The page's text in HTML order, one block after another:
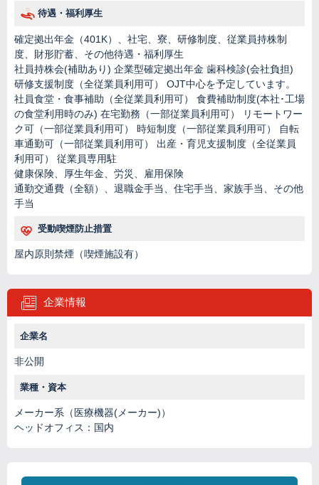
待遇・福利厚生
確定拠出年金（401K）、社宅、寮、研修制度、従業員持株制
度、財形貯蓄、その他待遇・福利厚生
社員持株会(補助あり) 企業型確定拠出年金 歯科検診(会社負担)
研修支援制度（全従業員利用可） OJT中心を予定しています。
社員食堂・食事補助（全従業員利用可） 食費補助制度(本社･工場
の食堂利用時のみ) 在宅勤務（一部従業員利用可） リモートワー
ク可（一部従業員利用可） 時短制度（一部従業員利用可） 自転
車通勤可（一部従業員利用可） 出産・育児支援制度（全従業員
利用可） 従業員専用駐
健康保険、厚生年金、労災、雇用保険
通勤交通費（全額）、退職金手当、住宅手当、家族手当、その他
手当
受動喫煙防止措置
屋内原則禁煙（喫煙施設有）
企業情報
企業名
非公開
業種・資本
メーカー系（医療機器(メーカー)）
ヘッドオフィス：国内